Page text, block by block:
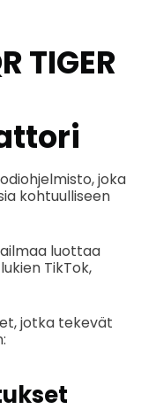
TIGER
joka
kohtuulliseen
luottaa
TikTok,
jotka tekevät